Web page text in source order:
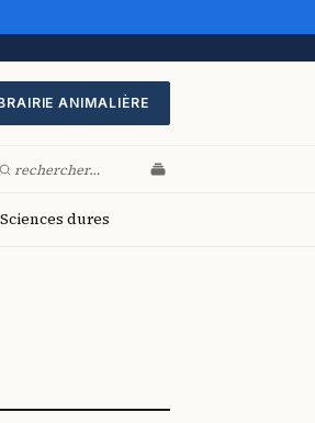
ANIMALIÈRE
Sciences dures